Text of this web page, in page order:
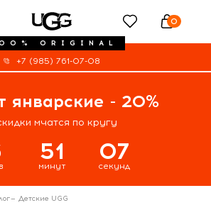
ORIGINAL
0
+7 (985) 761-07-08
январские - 20%
мчатся по кругу
51
минут
06
секунд
— Детские UGG